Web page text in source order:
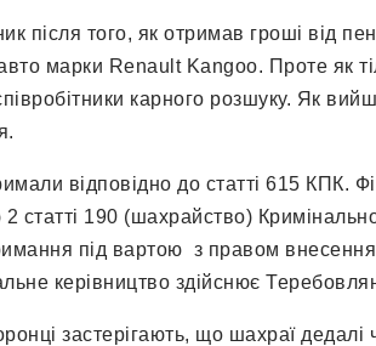
після того, як отримав гроші від
марки Renault Kangoo. Проте як
карного розшуку. Як
відповідно до статті 615 КПК.
статті 190 (шахрайство)
під вартою з правом внесення
керівництво здійснює
застерігають, що шахраї